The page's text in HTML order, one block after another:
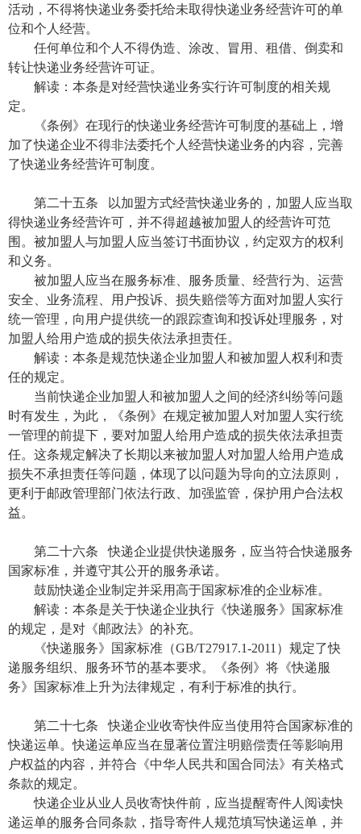
活动，不得将快递业务委托给未取得快递业务经营许可的单
位和个人经营。
任何单位和个人不得伪造、涂改、冒用、租借、倒卖和
转让快递业务经营许可证。
解读：本条是对经营快递业务实行许可制度的相关规
定。
《条例》在现行的快递业务经营许可制度的基础上，增
加了快递企业不得非法委托个人经营快递业务的内容，完善
了快递业务经营许可制度。
第二十五条 以加盟方式经营快递业务的，加盟人应当取
得快递业务经营许可，并不得超越被加盟人的经营许可范
围。被加盟人与加盟人应当签订书面协议，约定双方的权利
和义务。
被加盟人应当在服务标准、服务质量、经营行为、运营
安全、业务流程、用户投诉、损失赔偿等方面对加盟人实行
统一管理，向用户提供统一的跟踪查询和投诉处理服务，对
加盟人给用户造成的损失依法承担责任。
解读：本条是规范快递企业加盟人和被加盟人权利和责
任的规定。
当前快递企业加盟人和被加盟人之间的经济纠纷等问题
时有发生，为此，《条例》在规定被加盟人对加盟人实行统
一管理的前提下，要对加盟人给用户造成的损失依法承担责
任。这条规定解决了长期以来被加盟人对加盟人给用户造成
损失不承担责任等问题，体现了以问题为导向的立法原则，
更利于邮政管理部门依法行政、加强监管，保护用户合法权
益。
第二十六条 快递企业提供快递服务，应当符合快递服务
国家标准，并遵守其公开的服务承诺。
鼓励快递企业制定并采用高于国家标准的企业标准。
解读：本条是关于快递企业执行《快递服务》国家标准
的规定，是对《邮政法》的补充。
《快递服务》国家标准（GB/T27917.1-2011）规定了快
递服务组织、服务环节的基本要求。《条例》将《快递服
务》国家标准上升为法律规定，有利于标准的执行。
第二十七条 快递企业收寄快件应当使用符合国家标准的
快递运单。快递运单应当在显著位置注明赔偿责任等影响用
户权益的内容，并符合《中华人民共和国合同法》有关格式
条款的规定。
快递企业从业人员收寄快件前，应当提醒寄件人阅读快
递运单的服务合同条款，指导寄件人规范填写快递运单，并